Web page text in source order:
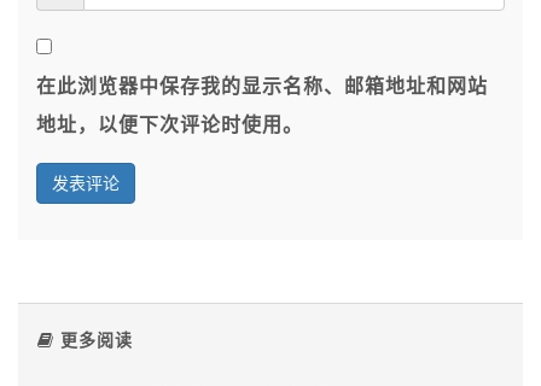
在此浏览器中保存我的显示名称、邮箱地址和网站
地址，以便下次评论时使用。
更多阅读